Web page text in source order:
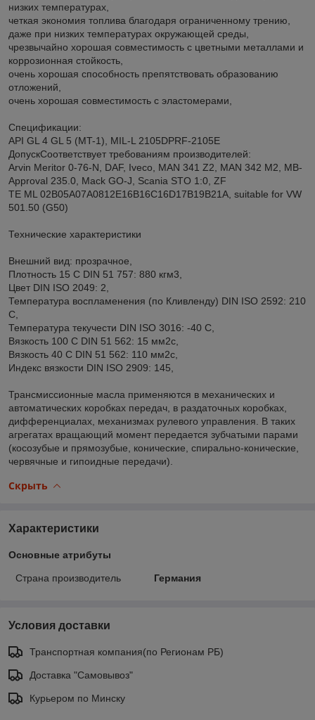
низких температурах,
четкая экономия топлива благодаря ограниченному трению,
даже при низких температурах окружающей среды,
чрезвычайно хорошая совместимость с цветными металлами и
коррозионная стойкость,
очень хорошая способность препятствовать образованию
отложений,
очень хорошая совместимость с эластомерами,
Спецификации:
API GL 4 GL 5 (MT-1), MIL-L 2105DPRF-2105E
ДопускСоответствует требованиям производителей:
Arvin Meritor 0-76-N, DAF, Iveco, MAN 341 Z2, MAN 342 M2, MB-
Approval 235.0, Mack GO-J, Scania STO 1:0, ZF
TE ML 02B05A07A0812E16B16C16D17B19B21A, suitable for VW
501.50 (G50)
Технические характеристики
Внешний вид: прозрачное,
Плотность 15 С DIN 51 757: 880 кгм3,
Цвет DIN ISO 2049: 2,
Температура воспламенения (по Кливленду) DIN ISO 2592: 210
С,
Температура текучести DIN ISO 3016: -40 С,
Вязкость 100 С DIN 51 562: 15 мм2с,
Вязкость 40 С DIN 51 562: 110 мм2с,
Индекс вязкости DIN ISO 2909: 145,
Трансмиссионные масла применяются в механических и
автоматических коробках передач, в раздаточных коробках,
дифференциалах, механизмах рулевого управления. В таких
агрегатах вращающий момент передается зубчатыми парами
(косозубые и прямозубые, конические, спирально-конические,
червячные и гипоидные передачи).
Скрыть
Характеристики
Основные атрибуты
Страна производитель Германия
Условия доставки
Транспортная компания(по Регионам РБ)
Доставка "Самовывоз"
Курьером по Минску